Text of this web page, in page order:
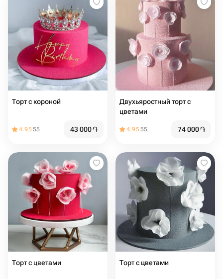
Торт с короной
4.9555 43 000֏
Двухьяростный торт с
цветами
4.9555 74 000֏
Торт с цветами Торт с цветами